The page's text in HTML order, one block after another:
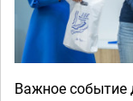
Важное событие